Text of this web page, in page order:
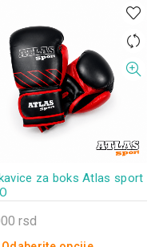
za boks Atlas sport
rsd